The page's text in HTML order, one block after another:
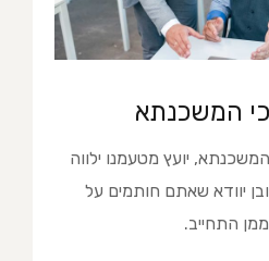
המשכנתא
יועץ מטעמנו ילווה
יוודא שאתם חותמים על
התחייב.